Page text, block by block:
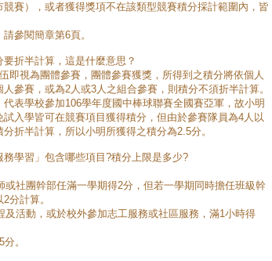
賽），或者獲得獎項不在該類型競賽積分採計範圍內，皆
參閱簡章第6頁。
折半計算，這是什麼意思？
即視為團體參賽，團體參賽獲獎，所得到之積分將依個人
參賽，或為2人或3人之組合參賽，則積分不須折半計算。
表學校參加106學年度國中棒球聯賽全國賽亞軍，故小明
入學皆可在競賽項目獲得積分，但由於參賽隊員為4人以
折半計算，所以小明所獲得之積分為2.5分。
學習」包含哪些項目?積分上限是多少?
或社團幹部任滿一學期得2分，但若一學期同時擔任班級幹
分計算。
及活動，或於校外參加志工服務或社區服務，滿1小時得
。